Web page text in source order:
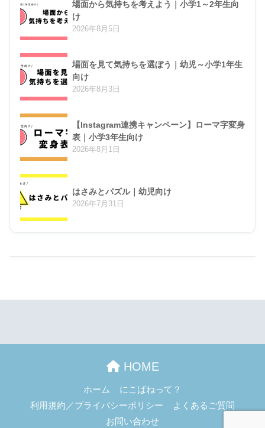
場面から気持ちを考えよう｜小学1～2年生向
け
2026年8月5日
場面を見て気持ちを選ぼう｜幼児～小学1年生
向け
2026年8月3日
【Instagram連携キャンペーン】ローマ字変身
表｜小学3年生向け
2026年8月1日
はさみとパズル｜幼児向け
2026年7月31日
HOME
ホーム
にこばねって？
利用規約／プライバシーポリシー
よくあるご質問
お問い合わせ